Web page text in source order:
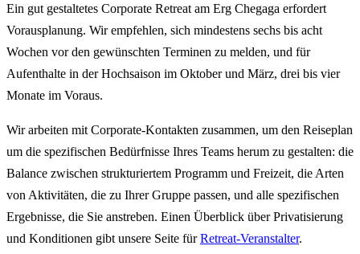
Ein gut gestaltetes Corporate Retreat am Erg Chegaga erfordert
Vorausplanung. Wir empfehlen, sich mindestens sechs bis acht
Wochen vor den gewünschten Terminen zu melden, und für
Aufenthalte in der Hochsaison im Oktober und März, drei bis vier
Monate im Voraus.
Wir arbeiten mit Corporate-Kontakten zusammen, um den Reiseplan
um die spezifischen Bedürfnisse Ihres Teams herum zu gestalten: die
Balance zwischen strukturiertem Programm und Freizeit, die Arten
von Aktivitäten, die zu Ihrer Gruppe passen, und alle spezifischen
Ergebnisse, die Sie anstreben. Einen Überblick über Privatisierung
und Konditionen gibt unsere Seite fürRetreat-Veranstalter.